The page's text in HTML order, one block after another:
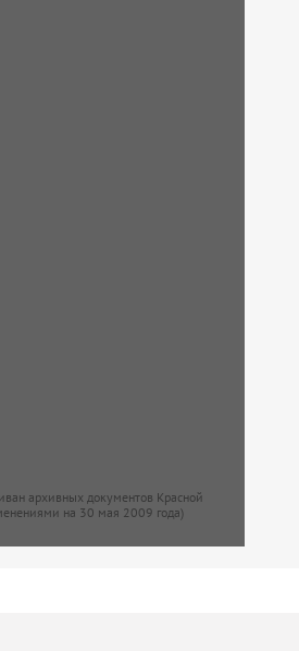
архивных документов Красной
на 30 мая 2009 года)